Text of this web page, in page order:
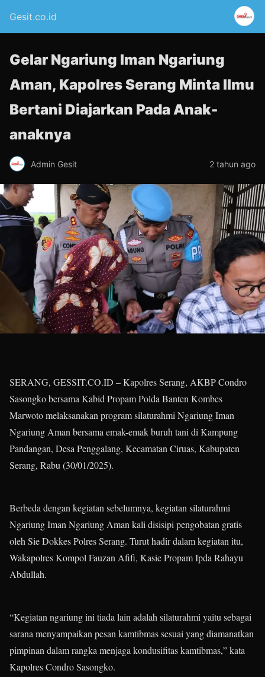
Gesit.co.id
Gelar Ngariung Iman Ngariung
Aman, Kapolres Serang Minta Ilmu
Bertani Diajarkan Pada Anak-
anaknya
Admin Gesit 2 tahun ago
SERANG, GESSIT.CO.ID – Kapolres Serang, AKBP Condro
Sasongko bersama Kabid Propam Polda Banten Kombes
Marwoto melaksanakan program silaturahmi Ngariung Iman
Ngariung Aman bersama emak-emak buruh tani di Kampung
Pandangan, Desa Penggalang, Kecamatan Ciruas, Kabupaten
Serang, Rabu (30/01/2025).
Berbeda dengan kegiatan sebelumnya, kegiatan silaturahmi
Ngariung Iman Ngariung Aman kali disisipi pengobatan gratis
oleh Sie Dokkes Polres Serang. Turut hadir dalam kegiatan itu,
Wakapolres Kompol Fauzan Afifi, Kasie Propam Ipda Rahayu
Abdullah.
“Kegiatan ngariung ini tiada lain adalah silaturahmi yaitu sebagai
sarana menyampaikan pesan kamtibmas sesuai yang diamanatkan
pimpinan dalam rangka menjaga kondusifitas kamtibmas,” kata
Kapolres Condro Sasongko.